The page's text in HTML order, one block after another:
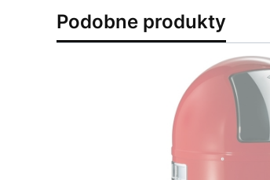
Podobne produkty